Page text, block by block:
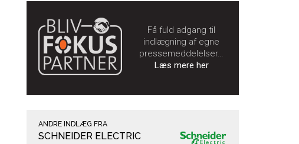
Få fuld adgang til
indlægning af egne
pressemeddelelser…
Læs mere her
ANDRE INDLÆG FRA
SCHNEIDER ELECTRIC